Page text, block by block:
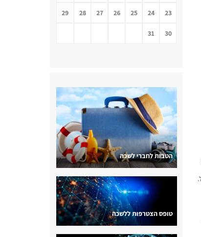
23
24
25
26
27
28
29
30
31
הטבות לחברי לשכה
טופס הצטרפות ללשכה